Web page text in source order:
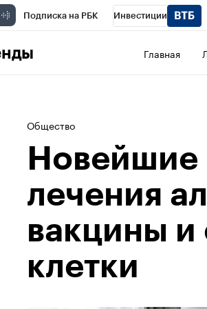
Подписка на РБК Инвестиции
Главная
Общество
Новейшие
лечения
вакцины и
клетки